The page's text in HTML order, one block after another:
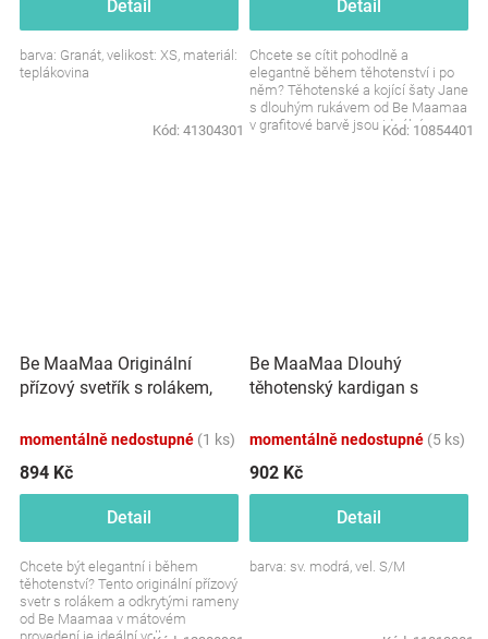
Detail
barva: Granát, velikost: XS, materiál:
teplákovina
Kód: 41304301
Detail
Chcete se cítit pohodlně a
elegantně během těhotenství i po
něm? Těhotenské a kojící šaty Jane
s dlouhým rukávem od Be Maamaa
v grafitové barvě jsou ideální
Kód: 10854401
Be MaaMaa Originální
přízový svetřík s rolákem,
momentálně nedostupné (1 ks)
894 Kč
Detail
Chcete být elegantní i během
těhotenství? Tento originální přízový
svetr s rolákem a odkrytými rameny
od Be Maamaa v mátovém
provedení je ideální volbou pro
Be MaaMaa Dlouhý
těhotenský kardigan s
momentálně nedostupné (5 ks)
902 Kč
Detail
barva: sv. modrá, vel. S/M